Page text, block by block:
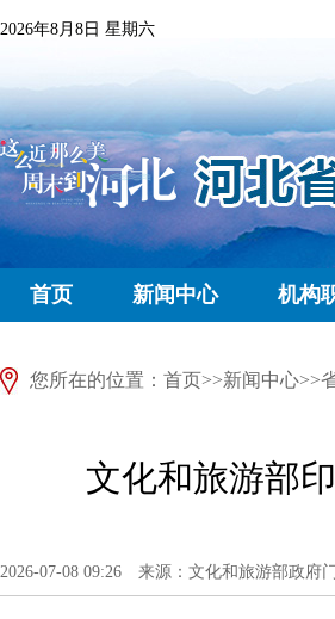
2026年8月8日 星期六
首页 新闻中心 机构
您所在的位置： 首页>>新闻中心>>
文化和旅游部
2026-07-08 09:26 来源：文化和旅游部政府